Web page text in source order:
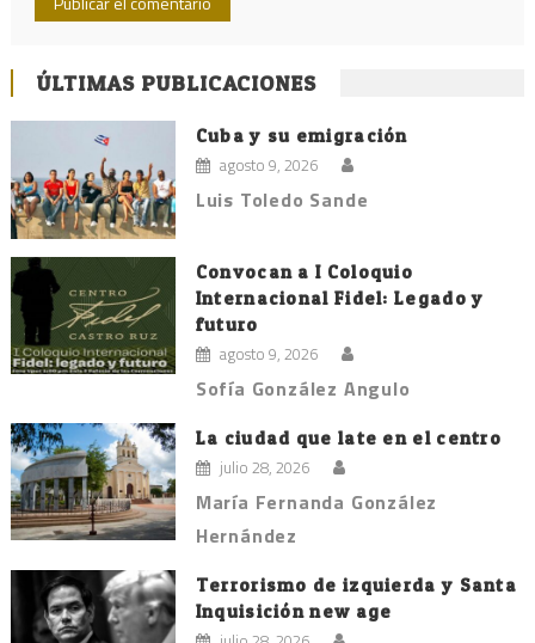
ÚLTIMAS PUBLICACIONES
Cuba y su emigración
agosto 9, 2026
Luis Toledo Sande
Convocan a I Coloquio
Internacional Fidel: Legado y
futuro
agosto 9, 2026
Sofía González Angulo
La ciudad que late en el centro
julio 28, 2026
María Fernanda González
Hernández
Terrorismo de izquierda y Santa
Inquisición new age